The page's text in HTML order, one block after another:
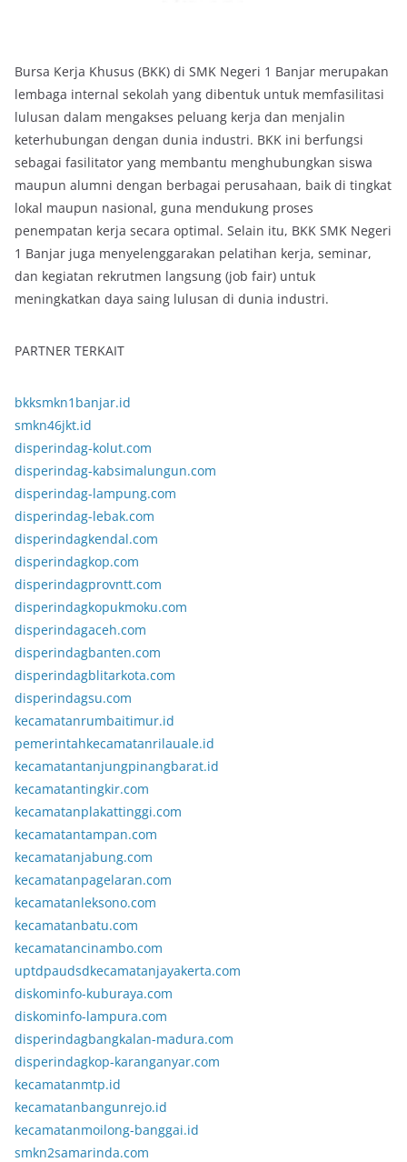
Bursa Kerja Khusus (BKK) di SMK Negeri 1 Banjar merupakan
lembaga internal sekolah yang dibentuk untuk memfasilitasi
lulusan dalam mengakses peluang kerja dan menjalin
keterhubungan dengan dunia industri. BKK ini berfungsi
sebagai fasilitator yang membantu menghubungkan siswa
maupun alumni dengan berbagai perusahaan, baik di tingkat
lokal maupun nasional, guna mendukung proses
penempatan kerja secara optimal. Selain itu, BKK SMK Negeri
1 Banjar juga menyelenggarakan pelatihan kerja, seminar,
dan kegiatan rekrutmen langsung (job fair) untuk
meningkatkan daya saing lulusan di dunia industri.
PARTNER TERKAIT
bkksmkn1banjar.id
smkn46jkt.id
disperindag-kolut.com
disperindag-kabsimalungun.com
disperindag-lampung.com
disperindag-lebak.com
disperindagkendal.com
disperindagkop.com
disperindagprovntt.com
disperindagkopukmoku.com
disperindagaceh.com
disperindagbanten.com
disperindagblitarkota.com
disperindagsu.com
kecamatanrumbaitimur.id
pemerintahkecamatanrilauale.id
kecamatantanjungpinangbarat.id
kecamatantingkir.com
kecamatanplakattinggi.com
kecamatantampan.com
kecamatanjabung.com
kecamatanpagelaran.com
kecamatanleksono.com
kecamatanbatu.com
kecamatancinambo.com
uptdpaudsdkecamatanjayakerta.com
diskominfo-kuburaya.com
diskominfo-lampura.com
disperindagbangkalan-madura.com
disperindagkop-karanganyar.com
kecamatanmtp.id
kecamatanbangunrejo.id
kecamatanmoilong-banggai.id
smkn2samarinda.com